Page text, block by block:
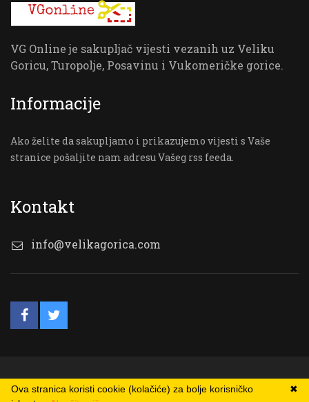
VG Online je sakupljač vijesti vezanih uz Veliku
Goricu, Turopolje, Posavinu i Vukomeričke gorice.
Informacije
Ako želite da sakupljamo i prikazujemo vijesti s Vaše
stranice pošaljite nam adresu Vašeg rss feeda.
Kontakt
info@velikagorica.com
© VG Online ✖
Ova stranica koristi cookie (kolačiće) za bolje korisničko